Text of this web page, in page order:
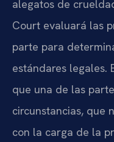
alegatos de
Court evaluará las
parte para
estándares legales.
que una de las
circunstancias, que
con la carga de la